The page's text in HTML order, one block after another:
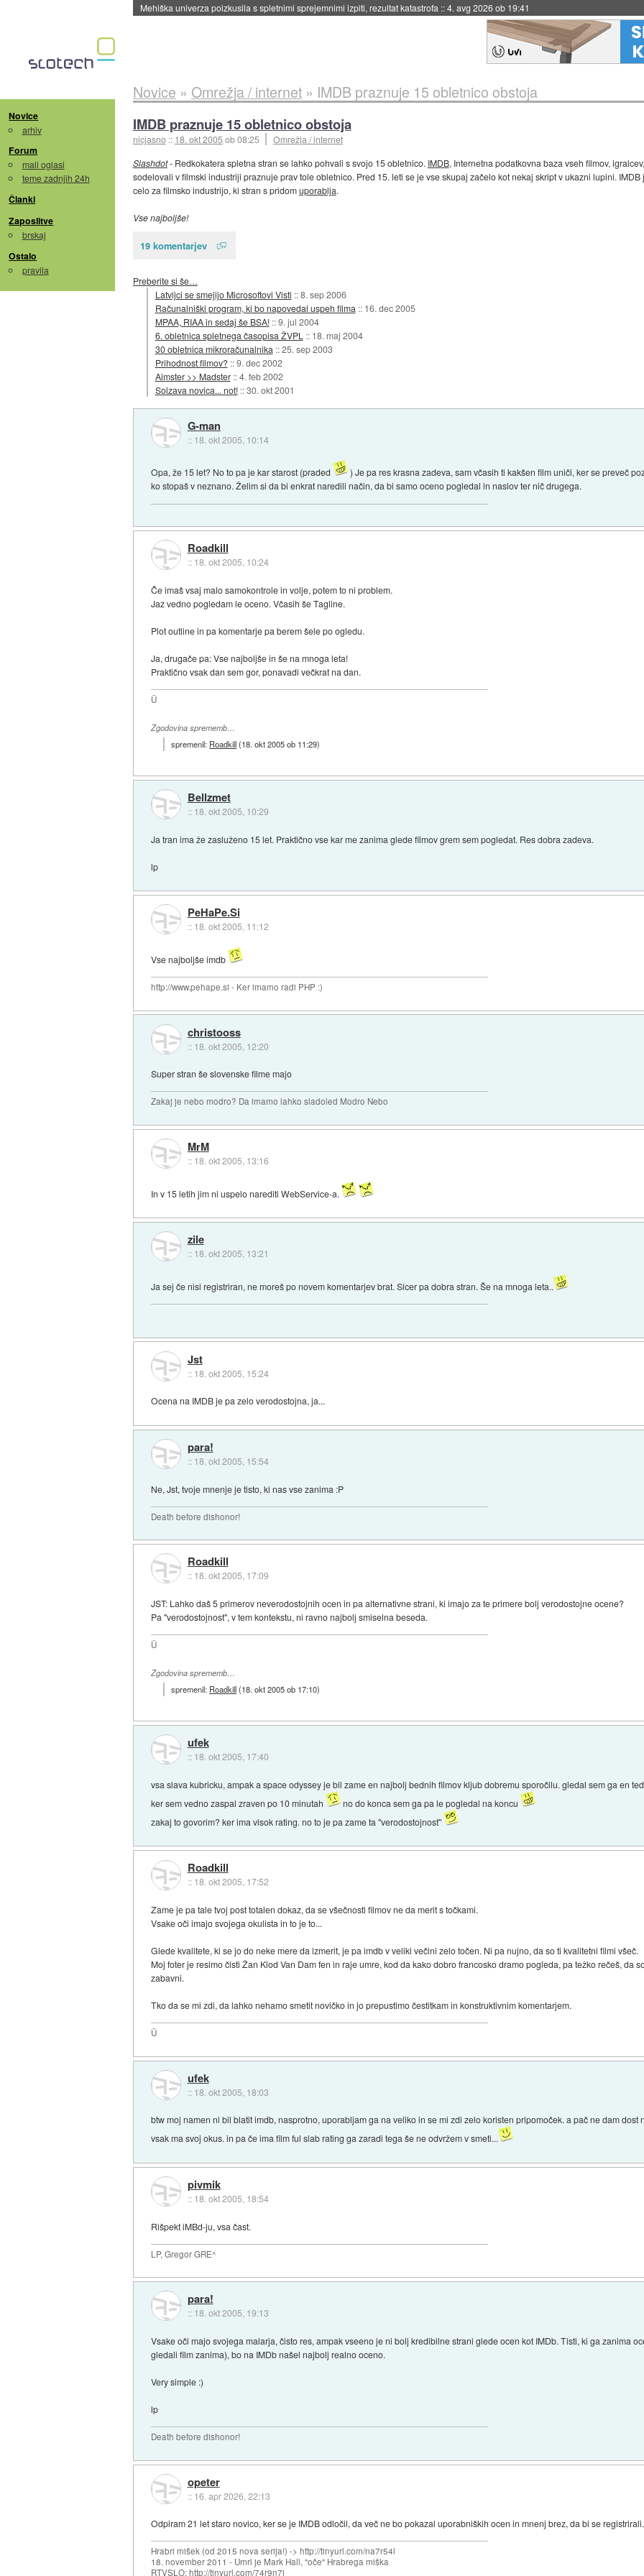
Evropska vesoljska agencija razvija svojo raketo za večkratno uporabo::4. avg 2026 ob 19:41
Novice
arhiv
Forum
mali oglasi
teme zadnjih 24h
Članki
Zaposlitve
brskaj
Ostalo
pravila
Novice » Omrežja / internet» IMDB praznuje 15 obletnico obstoja
IMDB praznuje 15 obletnico obstoja
nicjasno :: 18. okt 2005ob 08:25
Omrežja / internet
Slashdot- Redkokatera spletna stran se lahko pohvali s svojo 15 obletnico. IMDB, Internetna podatkovna baza vseh filmov,
sodelovali v filmski industriji praznuje prav tole obletnico. Pred 15. leti se je vse skupaj začelo kot nekaj skript v ukazni lupini.
celo za filmsko industrijo, ki stran s pridomuporablja.
Vse najboljše!
19 komentarjev
Preberite si še…
Latvijci se smejijo Microsoftovi Visti ::8. sep 2006
Računalniški program, ki bo napovedal uspeh filma :: 16. dec 2005
MPAA, RIAA in sedaj še BSA! ::9. jul 2004
6. obletnica spletnega časopisa ŽVPL :: 18. maj 2004
30 obletnica mikroračunalnika ::25. sep 2003
Prihodnost filmov? ::9. dec 2002
Aimster >> Madster ::4. feb 2002
Solzava novica... not! ::30. okt 2001
G-man
:: 18. okt 2005, 10:14
Opa, že 15 let? No to pa je kar starost (praded
) Je pa res krasna zadeva, sam včasih ti kakšen film uniči, ker se preveč
ko stopaš v neznano. Želim si da bi enkrat naredili način, da bi samo oceno pogledal in naslov ter nič drugega.
Roadkill
:: 18. okt 2005, 10:24
Če imaš vsaj malo samokontrole in volje, potem to ni problem.
Jaz vedno pogledam le oceno. Včasih še Tagline.
Plot outline in pa komentarje pa berem šele po ogledu.
Ja, drugače pa: Vse najboljše in še na mnoga leta!
Praktično vsak dan sem gor, ponavadi večkrat na dan.
Ü
Zgodovina sprememb…
spremenil: Roadkill(18. okt 2005 ob 11:29)
Bellzmet
:: 18. okt 2005, 10:29
Ja tran ima že zasluženo 15 let. Praktično vse kar me zanima glede filmov grem sem pogledat. Res dobra zadeva.
lp
PeHaPe.Si
:: 18. okt 2005, 11:12
Vse najboljše imdb
http://www.pehape.si - Ker imamo radi PHP :)
christooss
:: 18. okt 2005, 12:20
Super stran še slovenske filme majo
Zakaj je nebo modro? Da imamo lahko sladoled Modro Nebo
MrM
:: 18. okt 2005, 13:16
In v 15 letih jim ni uspelo narediti WebService-a.
zile
:: 18. okt 2005, 13:21
Ja sej če nisi registriran, ne moreš po novem komentarjev brat. Sicer pa dobra stran. Še na mnoga leta..
Jst
:: 18. okt 2005, 15:24
Ocena na IMDB je pa zelo verodostojna, ja...
para!
:: 18. okt 2005, 15:54
Ne, Jst, tvoje mnenje je tisto, ki nas vse zanima :P
Death before dishonor!
Roadkill
:: 18. okt 2005, 17:09
JST: Lahko daš 5 primerov neverodostojnih ocen in pa alternativne strani, ki imajo za te primere bolj verodostojne ocene?
Pa "verodostojnost", v tem kontekstu, ni ravno najbolj smiselna beseda.
Ü
Zgodovina sprememb…
spremenil: Roadkill(18. okt 2005 ob 17:10)
ufek
:: 18. okt 2005, 17:40
vsa slava kubricku, ampak a space odyssey je bil zame en najbolj bednih filmov kljub dobremu sporočilu. gledal sem ga en
ker sem vedno zaspal zraven po 10 minutah
no do konca sem ga pa le pogledal na koncu
zakaj to govorim? ker ima visok rating. no to je pa zame ta "verodostojnost"
Roadkill
:: 18. okt 2005, 17:52
Zame je pa tale tvoj post totalen dokaz, da se všečnosti filmov ne da merit s točkami.
Vsake oči imajo svojega okulista in to je to...
Glede kvalitete, ki se jo do neke mere da izmerit, je pa imdb v veliki večini zelo točen. Ni pa nujno, da so ti kvalitetni filmi všeč.
Moj foter je resimo čisti Žan Klod Van Dam fen in raje umre, kod da kako dobro francosko dramo pogleda, pa težko rečeš, da
zabavni.
Tko da se mi zdi, da lahko nehamo smetit novičko in jo prepustimo čestitkam in konstruktivnim komentarjem.
Ü
ufek
:: 18. okt 2005, 18:03
btw moj namen ni bil blatit imdb, nasprotno, uporabljam ga na veliko in se mi zdi zelo koristen pripomoček. a pač ne dam dost
vsak ma svoj okus. in pa če ima film ful slab rating ga zaradi tega še ne odvržem v smeti...
pivmik
:: 18. okt 2005, 18:54
Rišpekt iMBd-ju, vsa čast.
LP, Gregor GRE^
para!
:: 18. okt 2005, 19:13
Vsake oči majo svojega malarja, čisto res, ampak vseeno je ni bolj kredibilne strani glede ocen kot IMDb. Tisti, ki ga zanima
gledali film zanima), bo na IMDb našel najbolj realno oceno.
Very simple :)
lp
Death before dishonor!
opeter
:: 16. apr 2026, 22:13
Odpiram 21 let staro novico, ker se je IMDB odločil, da več ne bo pokazal uporabniških ocen in mnenj brez, da bi se registrirali.
Hrabri mišek (od 2015 nova serija!) -> http://tinyurl.com/na7r54l
18. november 2011 - Umrl je Mark Hall, "oče" Hrabrega miška
RTVSLO: http://tinyurl.com/74r9n7j